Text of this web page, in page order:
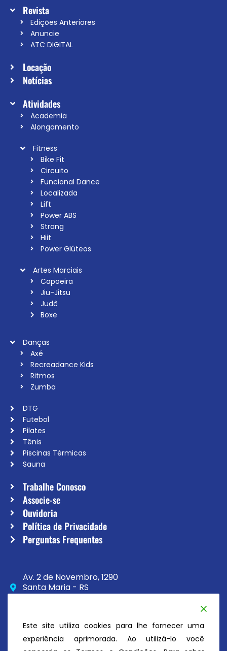
Revista
Edições Anteriores
Anuncie
ATC DIGITAL
Locação
Notícias
Atividades
Academia
Alongamento
Fitness
Bike Fit
Circuito
Funcional Dance
Localizada
Lift
Power ABS
Strong
Hiit
Power Glúteos
Artes Marciais
Capoeira
Jiu-Jitsu
Judô
Boxe
Danças
Axé
Recreadance Kids
Ritmos
Zumba
DTG
Futebol
Pilates
Tênis
Piscinas Térmicas
Sauna
Trabalhe Conosco
Associe-se
Ouvidoria
Política de Privacidade
Perguntas Frequentes
Av. 2 de Novembro, 1290
Santa Maria - RS
CEP 97020-230
secretaria@atc.esp.br
Este site utiliza cookies para lhe fornecer uma
experiência aprimorada. Ao utilizá-lo você